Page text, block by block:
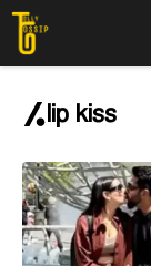
Skip
content
lip kiss